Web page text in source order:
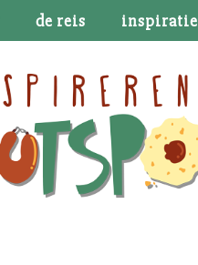
de reis inspiratie